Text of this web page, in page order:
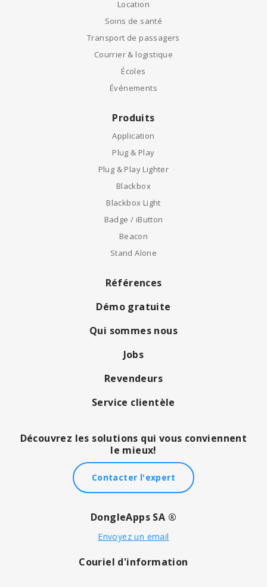
Location
Soins de santé
Transport de passagers
Courrier & logistique
Écoles
Événements
Produits
Application
Plug & Play
Plug & Play Lighter
Blackbox
Blackbox Light
Badge / iButton
Beacon
Stand Alone
Références
Démo gratuite
Qui sommes nous
Jobs
Revendeurs
Service clientèle
Découvrez les solutions qui vous conviennent
le mieux!
Contacter l'expert
DongleApps SA ®
Envoyez un email
Couriel d'information